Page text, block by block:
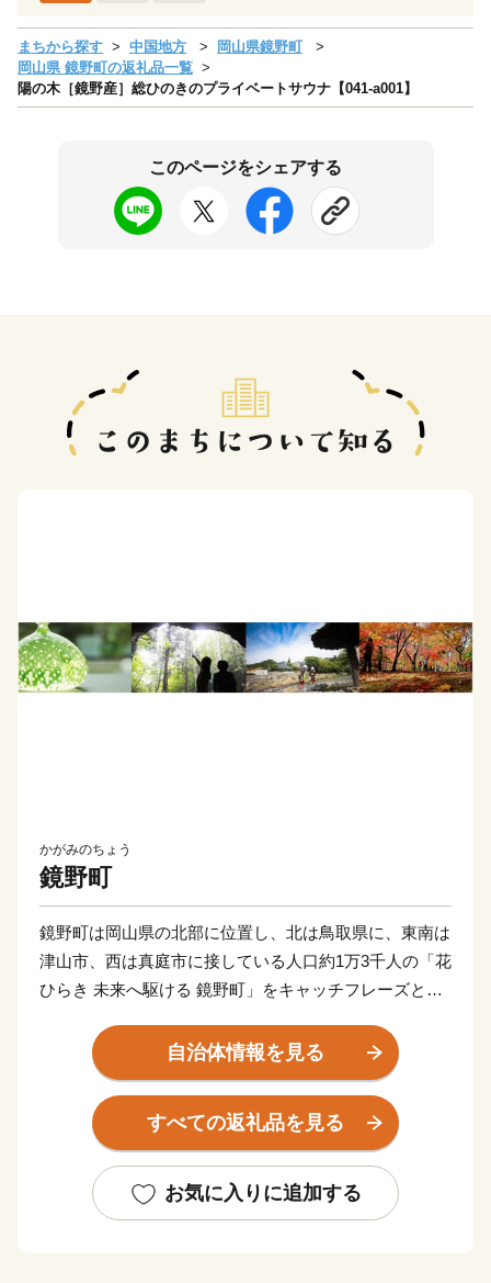
まちから探す 中国地方
岡山県鏡野町
岡山県 鏡野町の返礼品一覧
陽の木［鏡野産］総ひのきのプライベートサウナ【041-a001】
このページをシェアする
かがみのちょう
鏡野町
鏡野町は岡山県の北部に位置し、北は鳥取県に、東南は
津山市、西は真庭市に接している人口約1万3千人の「花
ひらき 未来へ駆ける 鏡野町」をキャッチフレーズとし
地域となっており、様々な自然の恵みや文化、伝統を有
しています。鏡野町には森や渓谷、田園風景と、四季を
通じて感動できる景観が点在しています。中国山地屈指
の岡山県立森林公園、岡山を代表する紅葉スポット・奥
場・・・・・。鏡野町には、ここでしか味わえない楽し
さがあります。それぞれのスポットを巡って身も心もリ
自治体情報を見る
すべての返礼品を見る
お気に入りに追加する